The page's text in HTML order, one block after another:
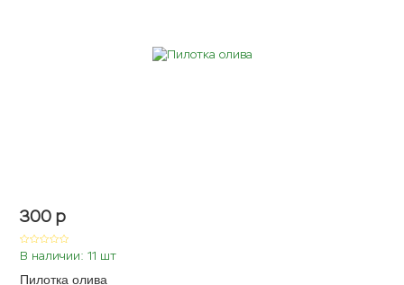
300 p
В наличии: 11 шт
Пилотка олива